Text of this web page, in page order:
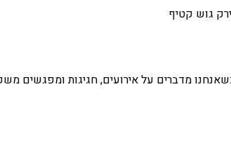
גוש קטיף
מדברים על אירועים, חגיגות ומפגשים